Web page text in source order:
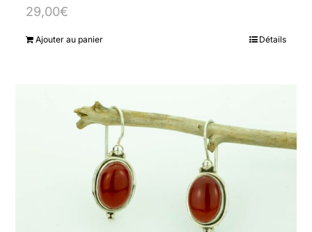
29,00€
Ajouter au panier Détails